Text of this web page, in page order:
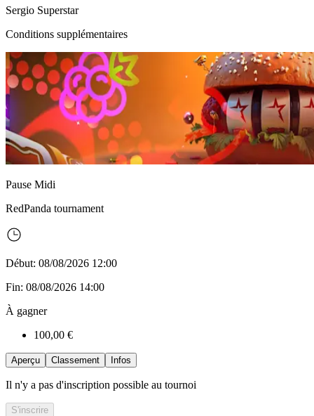
Sergio Superstar
Conditions supplémentaires
Pause Midi
RedPanda tournament
Début: 08/08/2026 12:00
Fin: 08/08/2026 14:00
À gagner
100,00 €
Aperçu Classement Infos
Il n'y a pas d'inscription possible au tournoi
S'inscrire